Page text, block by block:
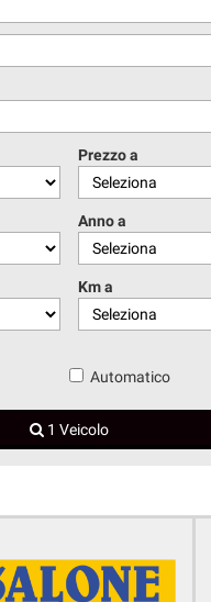
Prezzo a
Anno a
Km a
Automatico
1 Veicolo